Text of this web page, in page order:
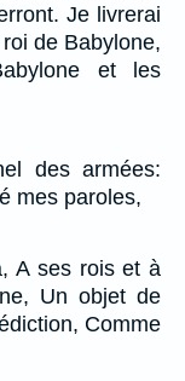
Je livrerai
de Babylone,
et les
des armées:
mes paroles,
A ses rois et à
Un objet de
Comme